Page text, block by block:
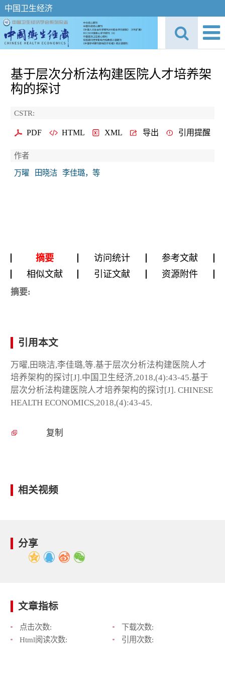
中国卫生经济
基于层次分析法构建医院人才培养架
构的探讨
CSTR:
PDF HTML XML 导出 引用提醒
作者
万曜
田晓洁 李佳璐，等
摘要 访问统计
参考文献
相似文献
引证文献 资源附件
摘要:
引用本文
万曜,田晓洁,李佳璐,等.基于层次分析法构建医院人才
培养架构的探讨[J].中国卫生经济,2018,(4):43-45.基于
层次分析法构建医院人才培养架构的探讨[J]. CHINESE
HEALTH ECONOMICS,2018,(4):43-45.
复制
相关视频
分享
文章指标
点击次数:
下载次数:
Html阅读次数:
引用次数: